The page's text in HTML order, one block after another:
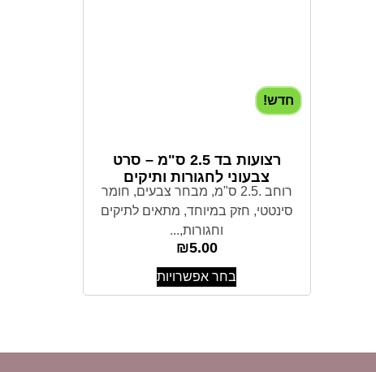
חדש!
רצועות בד 2.5 ס"מ – סרט
צבעוני לחגורות ותיקים
רוחב .2.5 ס"מ, מבחר צבעים, חומר
סינטטי, חזק במיוחד, מתאים לתיקים
וחגורות,...
₪5.00
בחר אפשרויות